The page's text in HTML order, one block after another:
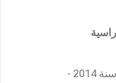
برسم سنة 2014 -